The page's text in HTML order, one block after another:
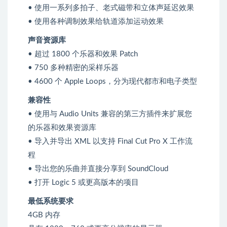
• 使用一系列多拍子、老式磁带和立体声延迟效果
• 使用各种调制效果给轨道添加运动效果
声音资源库
• 超过 1800 个乐器和效果 Patch
• 750 多种精密的采样乐器
• 4600 个 Apple Loops，分为现代都市和电子类型
兼容性
• 使用与 Audio Units 兼容的第三方插件来扩展您
的乐器和效果资源库
• 导入并导出 XML 以支持 Final Cut Pro X 工作流
程
• 导出您的乐曲并直接分享到 SoundCloud
• 打开 Logic 5 或更高版本的项目
最低系统要求
4GB 内存